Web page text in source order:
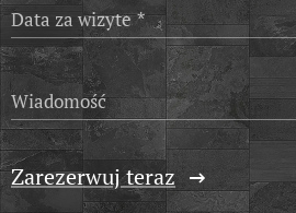
Data za wizyte
Wiadomość
Zarezerwuj teraz